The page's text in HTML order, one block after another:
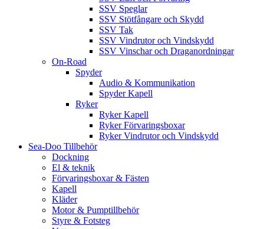
SSV Speglar
SSV Stötfångare och Skydd
SSV Tak
SSV Vindrutor och Vindskydd
SSV Vinschar och Draganordningar
On-Road
Spyder
Audio & Kommunikation
Spyder Kapell
Ryker
Ryker Kapell
Ryker Förvaringsboxar
Ryker Vindrutor och Vindskydd
Sea-Doo Tillbehör
Dockning
El & teknik
Förvaringsboxar & Fästen
Kapell
Kläder
Motor & Pumptillbehör
Styre & Fotsteg